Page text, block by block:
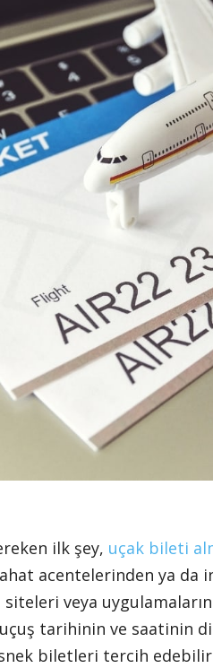
ilk şey, uçak bileti
acentelerinden ya
veya
tarihinin ve saatinin
biletleri tercih